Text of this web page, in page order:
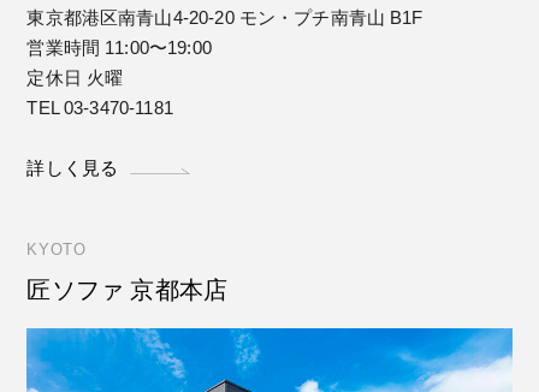
東京都港区南青山4-20-20 モン・プチ南青山 B1F
営業時間 11:00〜19:00
定休日 火曜
TEL 03-3470-1181
詳しく見る
KYOTO
匠ソファ 京都本店